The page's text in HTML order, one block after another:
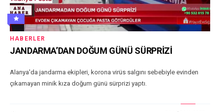
HABERLER
JANDARMA’DAN DOĞUM GÜNÜ SÜRPRİZİ
Alanya'da jandarma ekipleri, korona virüs salgını sebebiyle evinden
çıkamayan minik kıza doğum günü sürprizi yaptı.